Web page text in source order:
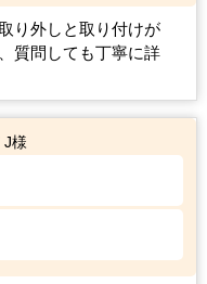
り外しと取り付けが
質問しても丁寧に詳
J様